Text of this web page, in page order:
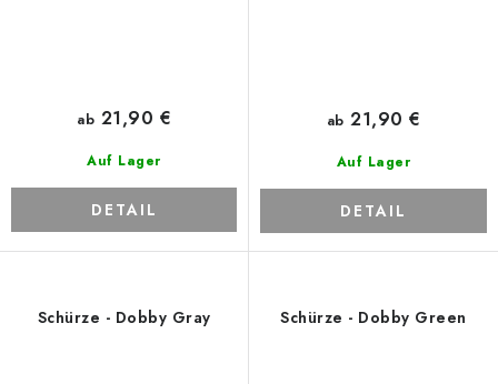
Auf Lager
ab 21,90 €
DETAIL
Auf Lager
ab 21,90 €
DETAIL
Schürze - Dobby Gray Schürze - Dobby Green